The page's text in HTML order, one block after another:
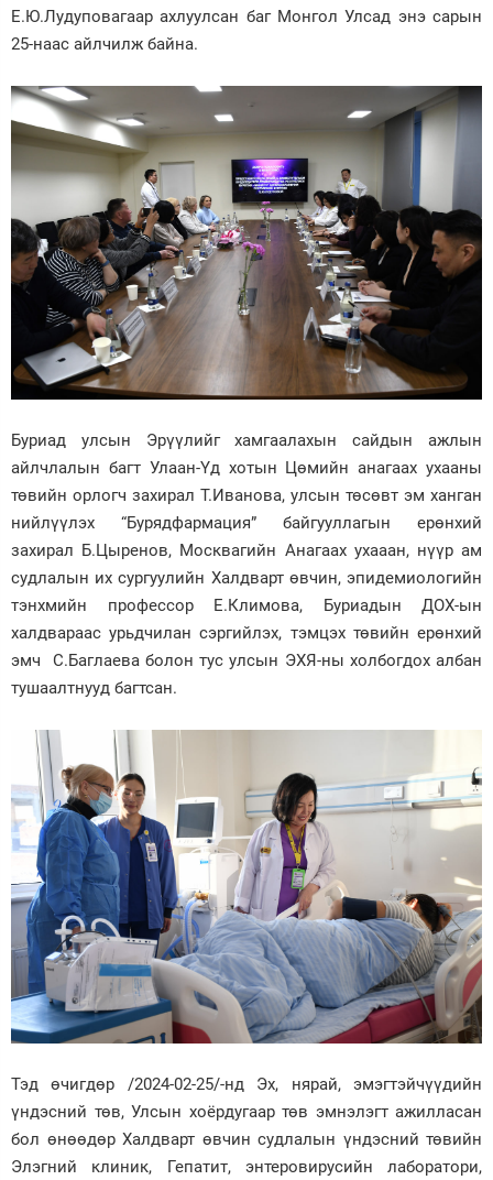
Е.Ю.Лудуповагаар ахлуулсан баг Монгол Улсад энэ сарын
25-наас айлчилж байна.
Буриад улсын Эрүүлийг хамгаалахын сайдын ажлын
айлчлалын багт Улаан-Үд хотын Цөмийн анагаах ухааны
төвийн орлогч захирал Т.Иванова, улсын төсөвт эм ханган
нийлүүлэх “Бурядфармация” байгууллагын ерөнхий
захирал Б.Цыренов, Москвагийн Анагаах ухааан, нүүр ам
судлалын их сургуулийн Халдварт өвчин, эпидемиологийн
тэнхмийн профессор Е.Климова, Буриадын ДОХ-ын
халдвараас урьдчилан сэргийлэх, тэмцэх төвийн ерөнхий
эмч С.Баглаева болон тус улсын ЭХЯ-ны холбогдох албан
тушаалтнууд багтсан.
Тэд өчигдөр /2024-02-25/-нд Эх, нярай, эмэгтэйчүүдийн
үндэсний төв, Улсын хоёрдугаар төв эмнэлэгт ажилласан
бол өнөөдөр Халдварт өвчин судлалын үндэсний төвийн
Элэгний клиник, Гепатит, энтеровирусийн лаборатори,